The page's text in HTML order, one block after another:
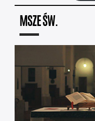
MSZE ŚW.